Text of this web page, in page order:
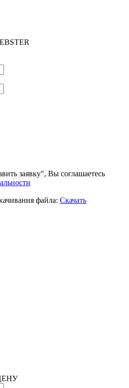
заявку", Вы соглашаетесь
файла: Скачать